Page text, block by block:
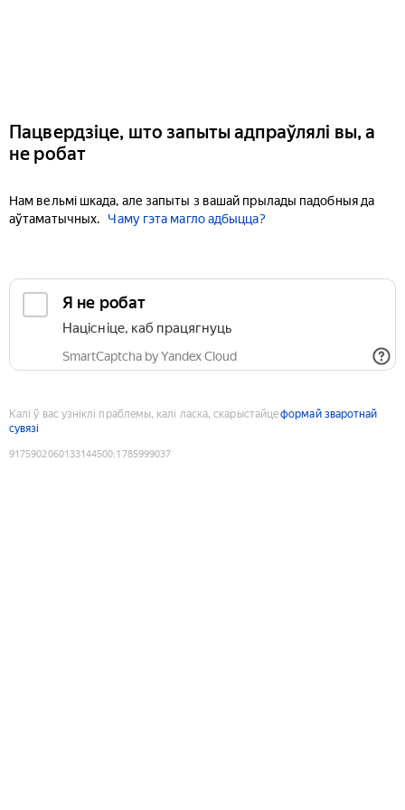
Пацвердзіце, што запыты адпраўлялі вы, а
не робат
Нам вельмі шкада, але запыты з вашай прылады падобныя да
аўтаматычных.
Чаму гэта магло адбыцца?
Я не робат
Націсніце, каб працягнуць
SmartCaptcha by Yandex Cloud
Калі ў вас узніклі праблемы, калі ласка, скарыстайцеформай зваротнай
сувязі
9175902060133144500:1785999037